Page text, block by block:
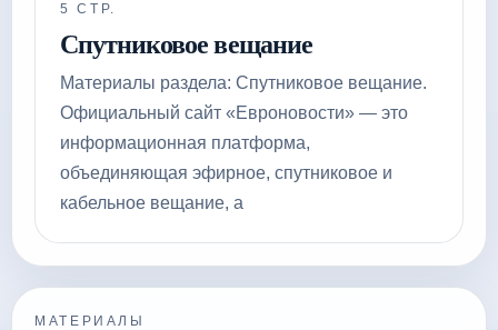
5 СТР.
Спутниковое вещание
Материалы раздела: Спутниковое вещание.
Официальный сайт «Евроновости» — это
информационная платформа,
объединяющая эфирное, спутниковое и
кабельное вещание, а
МАТЕРИАЛЫ